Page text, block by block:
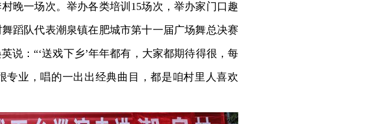
晚一场次。举办各类培训15场次，举办家门口趣
蹈队代表潮泉镇在肥城市第十一届广场舞总决赛
说：“‘送戏下乡’年年都有，大家都期待得很，每
专业，唱的一出出经典曲目，都是咱村里人喜欢